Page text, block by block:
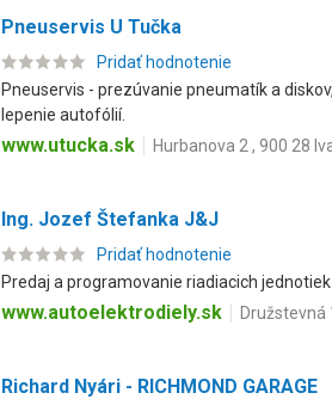
Pneuservis U Tučka
Pridať hodnotenie
Pneuservis - prezúvanie pneumatík a
lepenie autofólií.
www.utucka.sk Hurbanova 2 , 900 28
Ing. Jozef Štefanka J&J
Pridať hodnotenie
Predaj a programovanie riadiacich
www.autoelektrodiely.sk Družstevná
Richard Nyári - RICHMOND GARAGE